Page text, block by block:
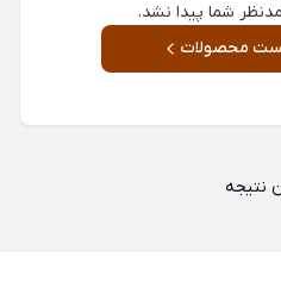
شما پیدا نشد.
محصولات
نتیجه